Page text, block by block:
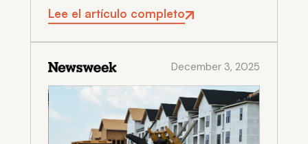
Lee el artículo completo
December 3, 2025